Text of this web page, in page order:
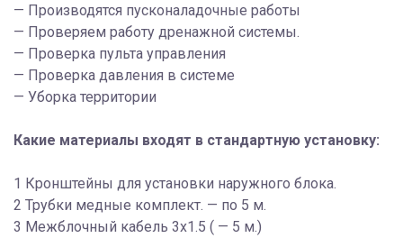
— Производятся пусконаладочные работы
— Проверяем работу дренажной системы.
— Проверка пульта управления
— Проверка давления в системе
— Уборка территории
Какие материалы входят в стандартную установку:
1 Кронштейны для установки наружного блока.
2 Трубки медные комплект. — по 5 м.
3 Межблочный кабель 3х1.5 ( — 5 м.)